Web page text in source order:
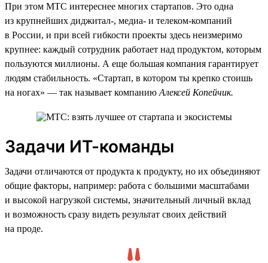
При этом МТС интереснее многих стартапов. Это одна
из крупнейших диджитал-, медиа- и телеком-компаний
в России, и при всей гибкости проекты здесь неизмеримо
крупнее: каждый сотрудник работает над продуктом, которым
пользуются миллионы. А еще большая компания гарантирует
людям стабильность. «Стартап, в котором ты крепко стоишь
на ногах» — так называет компанию Алексей Копейчик.
Задачи ИТ-команды
Задачи отличаются от продукта к продукту, но их объединяют
общие факторы, например: работа с большими масштабами
и высокой нагрузкой системы, значительный личный вклад
и возможность сразу видеть результат своих действий
на проде.